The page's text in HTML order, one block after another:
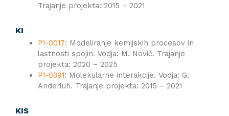
Trajanje projekta: 2015 – 2021
KI
P1-0017: Modeliranje kemijskih procesov in
lastnosti spojin. Vodja: M. Novič. Trajanje
projekta: 2020 – 2025
P1-0391: Molekularne interakcije. Vodja: G.
Anderluh. Trajanje projekta: 2015 – 2021
KIS